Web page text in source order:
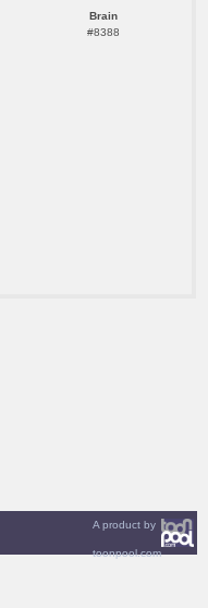
Brain
#8388
A product by
toonpool.com